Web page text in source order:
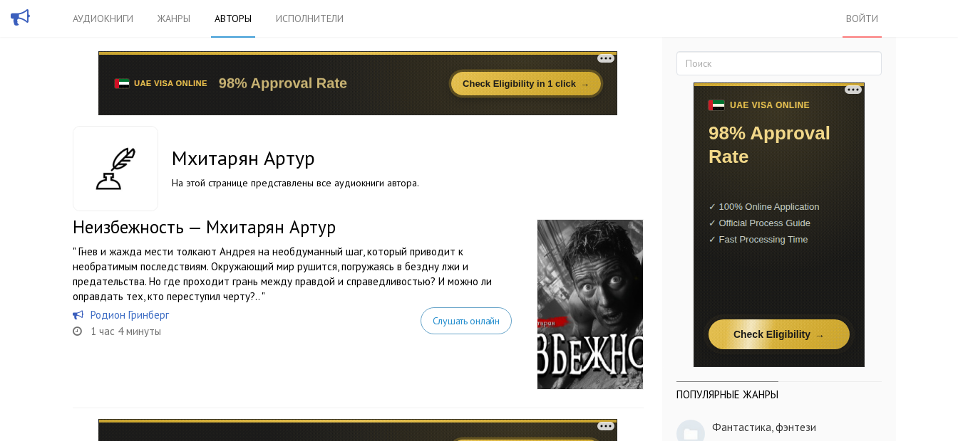
АУДИОКНИГИ ЖАНРЫ АВТОРЫ ИСПОЛНИТЕЛИ ВОЙТИ
Мхитарян Артур
На этой странице представлены все аудиокниги автора.
Неизбежность — Мхитарян Артур
" Гнев и жажда мести толкают Андрея на необдуманный шаг, который приводит к
необратимым последствиям. Окружающий мир рушится, погружаясь в бездну лжи и
предательства. Но где проходит грань между правдой и справедливостью? И можно ли
оправдать тех, кто переступил черту?.. "
Родион Гринберг
1 час 4 минуты
Слушать онлайн
ПОПУЛЯРНЫЕ ЖАНРЫ
Фантастика, фэнтези